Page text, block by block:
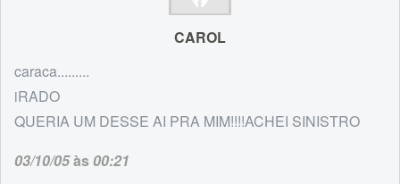
CAROL
caraca.........
iRADO
QUERIA UM DESSE AI PRA MIM!!!!ACHEI SINISTRO
03/10/05às00:21